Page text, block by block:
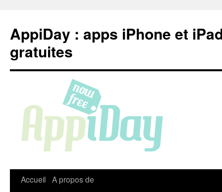
contenu
AppiDay : apps iPhone et
gratuites
Accueil A propos de